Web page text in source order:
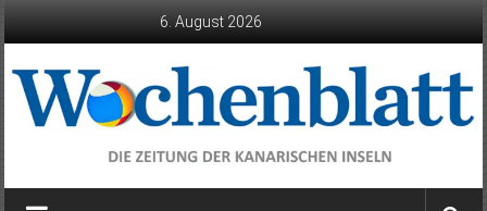
6. August 2026
Wochenblatt